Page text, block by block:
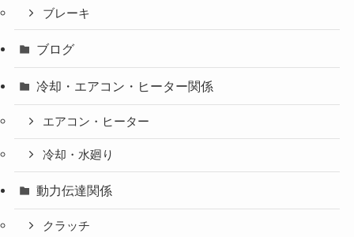
ブレーキ
ブログ
冷却・エアコン・ヒーター関係
エアコン・ヒーター
冷却・水廻り
動力伝達関係
クラッチ